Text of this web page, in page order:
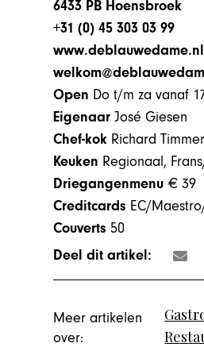
6433 PB Hoensbroek
+31 (0) 45 303 03 99
www.deblauwedame.nl
Open Do t/m za vanaf
Eigenaar José Giesen
Chef-kok Richard
Keuken Regionaal,
Driegangenmenu € 39
Creditcards EC/
Couverts 50
Deel dit artikel:
Meer artikelen
over: